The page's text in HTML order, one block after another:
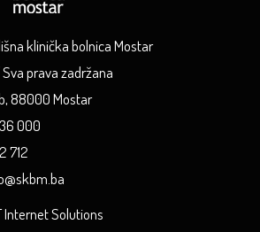
klinička bolnica Mostar
prava zadržana
88000 Mostar
000
712
Internet Solutions